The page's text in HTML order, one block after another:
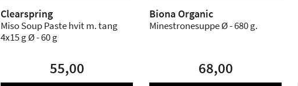
Clearspring
Miso Soup Paste hvit m. tang
4x15 g Ø - 60 g
55,00
Biona Organic
Minestronesuppe Ø - 680 g.
68,00